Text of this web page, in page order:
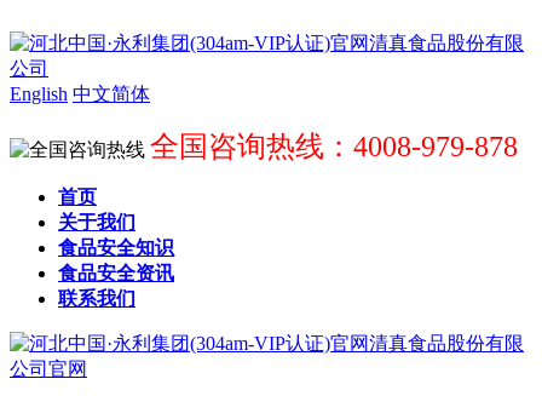
English 中文简体
全国咨询热线：4008-979-878
首页
关于我们
食品安全知识
食品安全资讯
联系我们